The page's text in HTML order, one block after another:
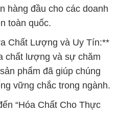
hàng đầu cho các doanh
toàn quốc.
Chất Lượng và Uy Tín:**
chất lượng và sự chăm
phẩm đã giúp chúng
vững chắc trong ngành.
“Hóa Chất Cho Thực